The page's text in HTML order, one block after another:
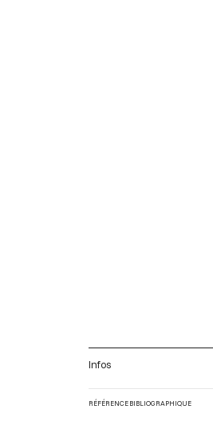
Infos
RÉFÉRENCE BIBLIOGRAPHIQUE